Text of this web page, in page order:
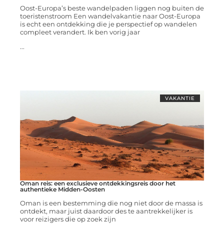
Oost-Europa’s beste wandelpaden liggen nog buiten de
toeristenstroom Een wandelvakantie naar Oost-Europa
is echt een ontdekking die je perspectief op wandelen
compleet verandert. Ik ben vorig jaar
...
VAKANTIE
Oman reis: een exclusieve ontdekkingsreis door het
authentieke Midden-Oosten
Oman is een bestemming die nog niet door de massa is
ontdekt, maar juist daardoor des te aantrekkelijker is
voor reizigers die op zoek zijn